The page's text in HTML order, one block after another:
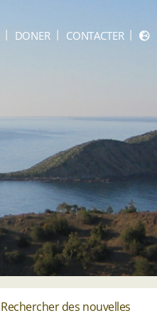
DONER CONTACTER
Rechercher des nouvelles